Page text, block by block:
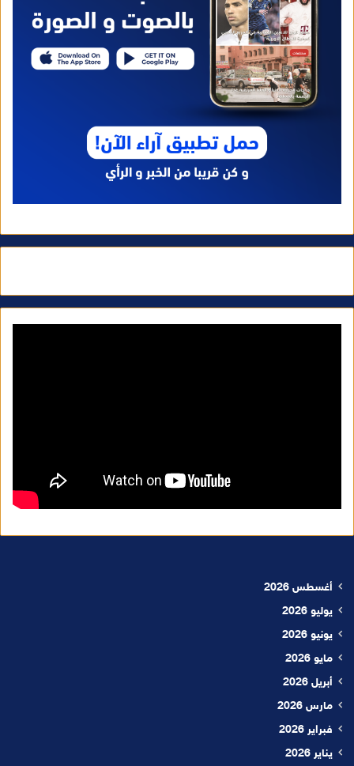
أغسطس 2026
يوليو 2026
يونيو 2026
مايو 2026
أبريل 2026
مارس 2026
فبراير 2026
يناير 2026